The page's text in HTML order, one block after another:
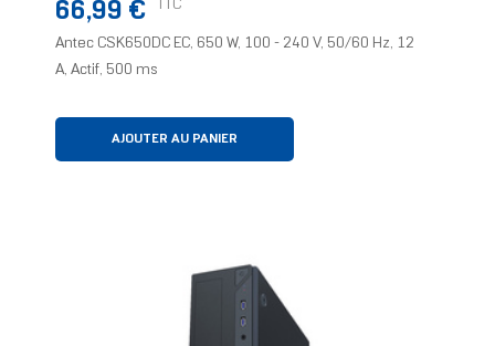
66,99 € TTC
Antec CSK650DC EC, 650 W, 100 - 240 V, 50/60 Hz, 12
A, Actif, 500 ms
AJOUTER AU PANIER